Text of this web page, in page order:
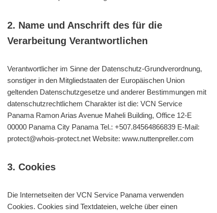
2. Name und Anschrift des für die
Verarbeitung Verantwortlichen
Verantwortlicher im Sinne der Datenschutz-Grundverordnung,
sonstiger in den Mitgliedstaaten der Europäischen Union
geltenden Datenschutzgesetze und anderer Bestimmungen mit
datenschutzrechtlichem Charakter ist die: VCN Service
Panama Ramon Arias Avenue Maheli Building, Office 12-E
00000 Panama City Panama Tel.: +507.84564866839 E-Mail:
protect@whois-protect.net Website: www.nuttenpreller.com
3. Cookies
Die Internetseiten der VCN Service Panama verwenden
Cookies. Cookies sind Textdateien, welche über einen